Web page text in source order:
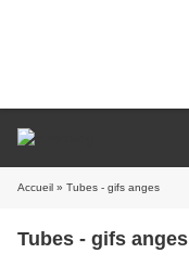
Accueil » Tubes - gifs anges
Tubes - gifs anges